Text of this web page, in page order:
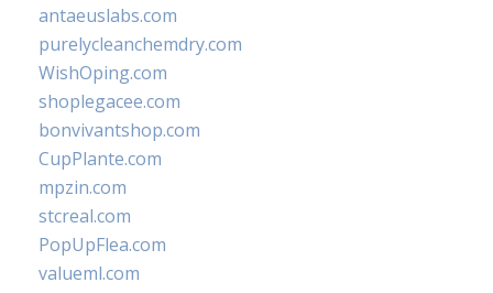
antaeuslabs.com
purelycleanchemdry.com
WishOping.com
shoplegacee.com
bonvivantshop.com
CupPlante.com
mpzin.com
stcreal.com
PopUpFlea.com
valueml.com